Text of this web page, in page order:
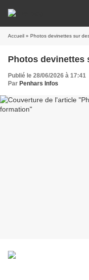
Accueil » Photos devinettes sur
Photos devinettes
Publié le 28/06/2026 à 17:41
Par Penhars Infos